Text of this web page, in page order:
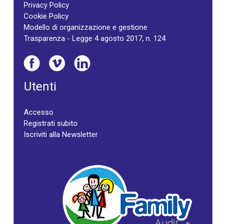
Privacy Policy
Cookie Policy
Modello di organizzazione e gestione
Trasparenza - Legge 4 agosto 2017, n. 124
Utenti
Accesso
Registrati subito
Iscriviti alla Newsletter